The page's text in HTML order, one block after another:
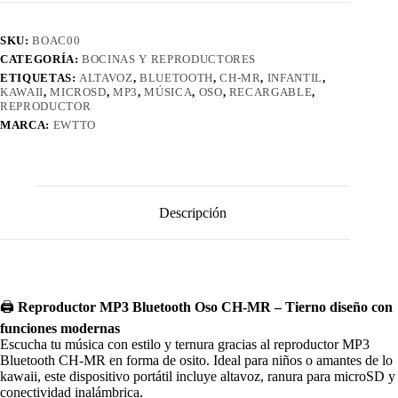
SKU:BOAC00
CATEGORÍA:BOCINAS Y REPRODUCTORES
ETIQUETAS: ALTAVOZ,BLUETOOTH,CH‑MR, INFANTIL,
KAWAII,MICROSD,MP3,MÚSICA, OSO, RECARGABLE,
REPRODUCTOR
MARCA: EWTTO
Descripción
🖨️ Reproductor MP3 Bluetooth Oso CH‑MR – Tierno diseño con
funciones modernas
Escucha tu música con estilo y ternura gracias al reproductor MP3
Bluetooth CH‑MR en forma de osito. Ideal para niños o amantes de lo
kawaii, este dispositivo portátil incluye altavoz, ranura para microSD y
conectividad inalámbrica.